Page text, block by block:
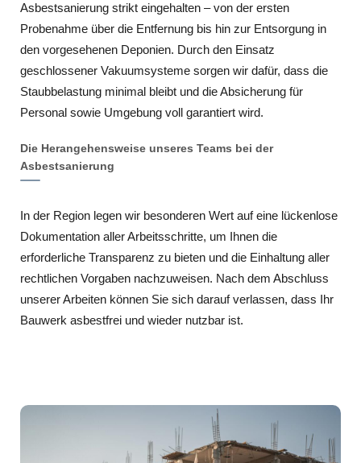
Asbestsanierung strikt eingehalten – von der ersten
Probenahme über die Entfernung bis hin zur Entsorgung in
den vorgesehenen Deponien. Durch den Einsatz
geschlossener Vakuumsysteme sorgen wir dafür, dass die
Staubbelastung minimal bleibt und die Absicherung für
Personal sowie Umgebung voll garantiert wird.
Die Herangehensweise unseres Teams bei der
Asbestsanierung
In der Region legen wir besonderen Wert auf eine lückenlose
Dokumentation aller Arbeitsschritte, um Ihnen die
erforderliche Transparenz zu bieten und die Einhaltung aller
rechtlichen Vorgaben nachzuweisen. Nach dem Abschluss
unserer Arbeiten können Sie sich darauf verlassen, dass Ihr
Bauwerk asbestfrei und wieder nutzbar ist.